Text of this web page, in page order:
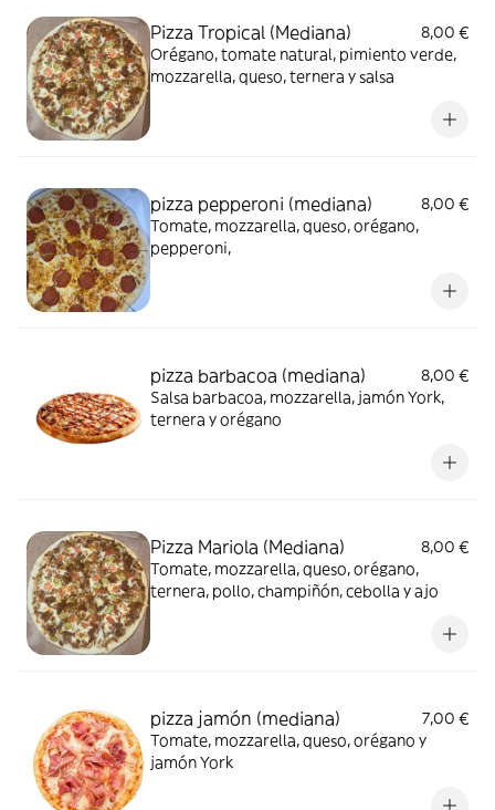
Pizza Tropical (Mediana)
8,00 €
Orégano, tomate natural, pimiento verde,
mozzarella, queso, ternera y salsa
pizza pepperoni (mediana)
8,00 €
Tomate, mozzarella, queso, orégano,
pepperoni,
pizza barbacoa (mediana)
8,00 €
Salsa barbacoa, mozzarella, jamón York,
ternera y orégano
Pizza Mariola (Mediana)
8,00 €
Tomate, mozzarella, queso, orégano,
ternera, pollo, champiñón, cebolla y ajo
pizza jamón (mediana)
7,00 €
Tomate, mozzarella, queso, orégano y
jamón York